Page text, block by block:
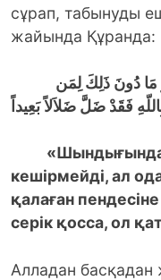
сұрап, табынуды
жайында Құранда:
مَا دُونَ ذَلِكَ لِمَن
فَقَدْ ضَلَّ ضَلاَلاً بَعِيداً
«Шындығында
кешірмейді, ал
қалаған
серік қосса, ол
Алладан басқадан